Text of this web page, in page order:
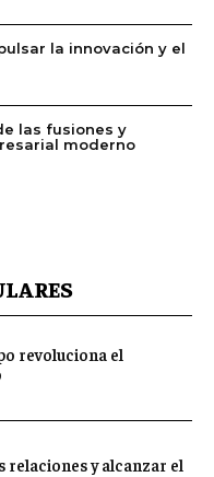
la innovación y el
las fusiones y
moderno
revoluciona el
relaciones y alcanzar el